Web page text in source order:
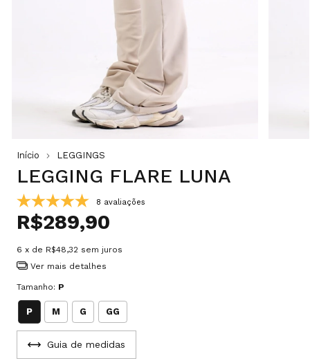
Início LEGGINGS
LEGGING FLARE LUNA
8 avaliações
R$289,90
6 x de R$48,32 sem juros
Ver mais detalhes
Tamanho: P
P M G GG
Guia de medidas